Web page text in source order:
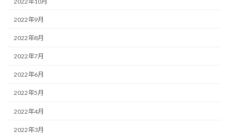
2022年9月
2022年8月
2022年7月
2022年6月
2022年5月
2022年4月
2022年3月